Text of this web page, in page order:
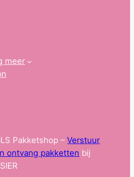
meer
Pakketshop –Verstuur
ontvang pakketten bij